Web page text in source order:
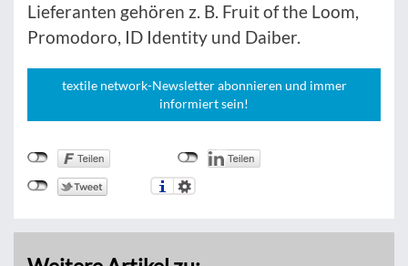
Lieferanten gehören z. B. Fruit of the Loom,
Promodoro, ID Identity und Daiber.
textile network-Newsletter abonnieren und immer
informiert sein!